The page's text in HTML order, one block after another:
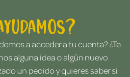
a acceder a tu cuenta? ¿Te
alguna idea o algún nuevo
un pedido y quieres saber si